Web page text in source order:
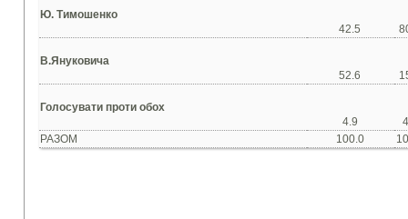
Ю. Тимошенко
42.5
В.Януковича
52.6
Голосувати проти обох
4.9
РАЗОМ
100.0